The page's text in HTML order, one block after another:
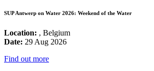
SUP Antwerp on Water 2026: Weekend of the Water
Location: , Belgium
Date: 29 Aug 2026
Find out more